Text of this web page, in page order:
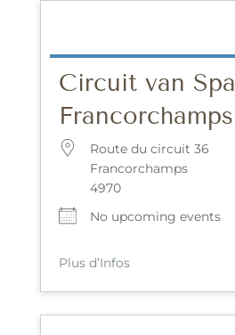
Circuit van Spa
Francorchamps
Route du circuit 36
Francorchamps
4970
No upcoming events
Plus d’Infos